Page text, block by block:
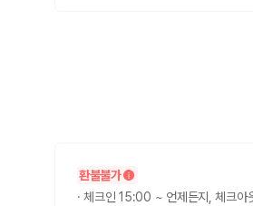
환불불가
·체크인 15:00 ~ 언제든지, 체크아